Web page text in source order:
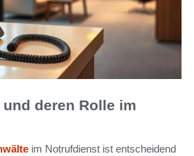
deren Rolle im
im Notrufdienst ist entscheidend